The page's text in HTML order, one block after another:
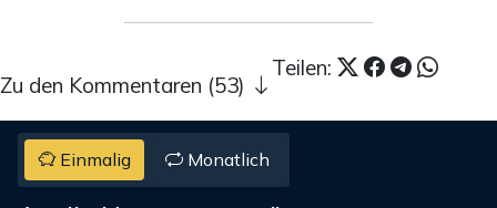
Teilen:
Zu den Kommentaren (53)
Einmalig Monatlich